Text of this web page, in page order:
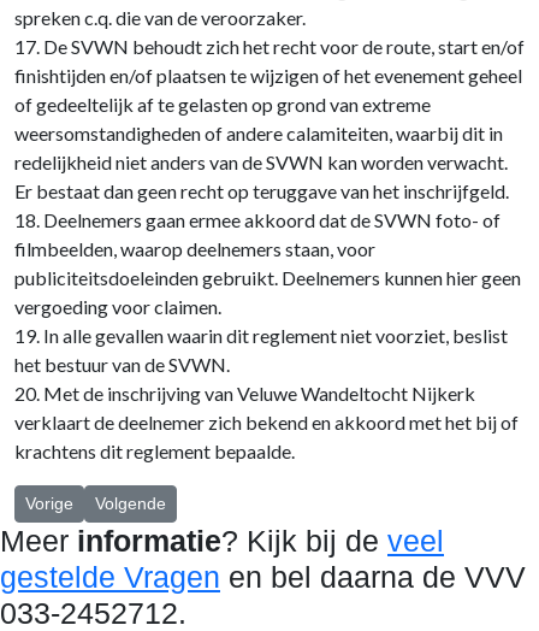
spreken c.q. die van de veroorzaker.
17. De SVWN behoudt zich het recht voor de route, start en/of
finishtijden en/of plaatsen te wijzigen of het evenement geheel
of gedeeltelijk af te gelasten op grond van extreme
weersomstandigheden of andere calamiteiten, waarbij dit in
redelijkheid niet anders van de SVWN kan worden verwacht.
Er bestaat dan geen recht op teruggave van het inschrijfgeld.
18. Deelnemers gaan ermee akkoord dat de SVWN foto- of
filmbeelden, waarop deelnemers staan, voor
publiciteitsdoeleinden gebruikt. Deelnemers kunnen hier geen
vergoeding voor claimen.
19. In alle gevallen waarin dit reglement niet voorziet, beslist
het bestuur van de SVWN.
20. Met de inschrijving van Veluwe Wandeltocht Nijkerk
verklaart de deelnemer zich bekend en akkoord met het bij of
krachtens dit reglement bepaalde.
Vorig artikel: Veel gestelde vragen
Vorige Volgende artikel: Veiligheid
Volgende
Meer informatie? Kijk bij de veel
gestelde Vragen en bel daarna de VVV
033-2452712.